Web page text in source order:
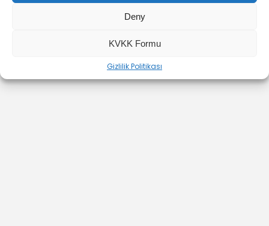
Deny
KVKK Formu
Gizlilik Politikası